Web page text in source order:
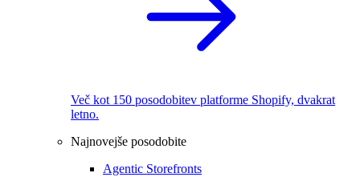
Več kot 150 posodobitev platforme Shopify, dvakrat
letno.
Najnovejše posodobite
Agentic Storefronts